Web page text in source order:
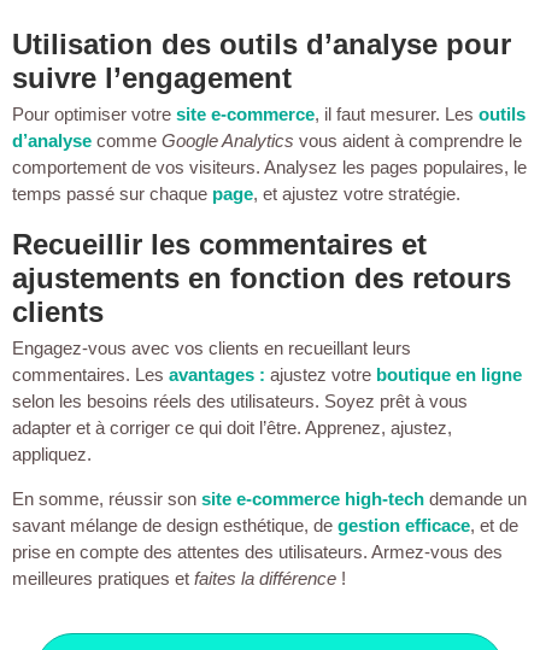
Utilisation des outils d’analyse pour
suivre l’engagement
Pour optimiser votre site e-commerce, il faut mesurer. Les outils
d’analyse comme Google Analytics vous aident à comprendre le
comportement de vos visiteurs. Analysez les pages populaires, le
temps passé sur chaque page, et ajustez votre stratégie.
Recueillir les commentaires et
ajustements en fonction des retours
clients
Engagez-vous avec vos clients en recueillant leurs
commentaires. Les avantages : ajustez votre boutique en ligne
selon les besoins réels des utilisateurs. Soyez prêt à vous
adapter et à corriger ce qui doit l’être. Apprenez, ajustez,
appliquez.
En somme, réussir son site e-commerce high-tech demande un
savant mélange de design esthétique, de gestion efficace, et de
prise en compte des attentes des utilisateurs. Armez-vous des
meilleures pratiques et faites la différence !